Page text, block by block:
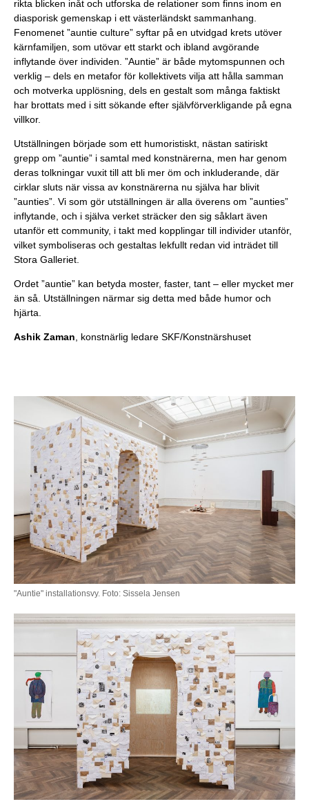
rikta blicken inåt och utforska de relationer som finns inom en
diasporisk gemenskap i ett västerländskt sammanhang.
Fenomenet ”auntie culture” syftar på en utvidgad krets utöver
kärnfamiljen, som utövar ett starkt och ibland avgörande
inflytande över individen. ”Auntie” är både mytomspunnen och
verklig – dels en metafor för kollektivets vilja att hålla samman
och motverka upplösning, dels en gestalt som många faktiskt
har brottats med i sitt sökande efter självförverkligande på egna
villkor.
Utställningen började som ett humoristiskt, nästan satiriskt
grepp om ”auntie” i samtal med konstnärerna, men har genom
deras tolkningar vuxit till att bli mer öm och inkluderande, där
cirklar sluts när vissa av konstnärerna nu själva har blivit
”aunties”. Vi som gör utställningen är alla överens om ”aunties”
inflytande, och i själva verket sträcker den sig såklart även
utanför ett community, i takt med kopplingar till individer utanför,
vilket symboliseras och gestaltas lekfullt redan vid inträdet till
Stora Galleriet.
Ordet ”auntie” kan betyda moster, faster, tant – eller mycket mer
än så. Utställningen närmar sig detta med både humor och
hjärta.
Ashik Zaman , konstnärlig ledare SKF/Konstnärshuset
"Auntie" installationsvy. Foto: Sissela Jensen